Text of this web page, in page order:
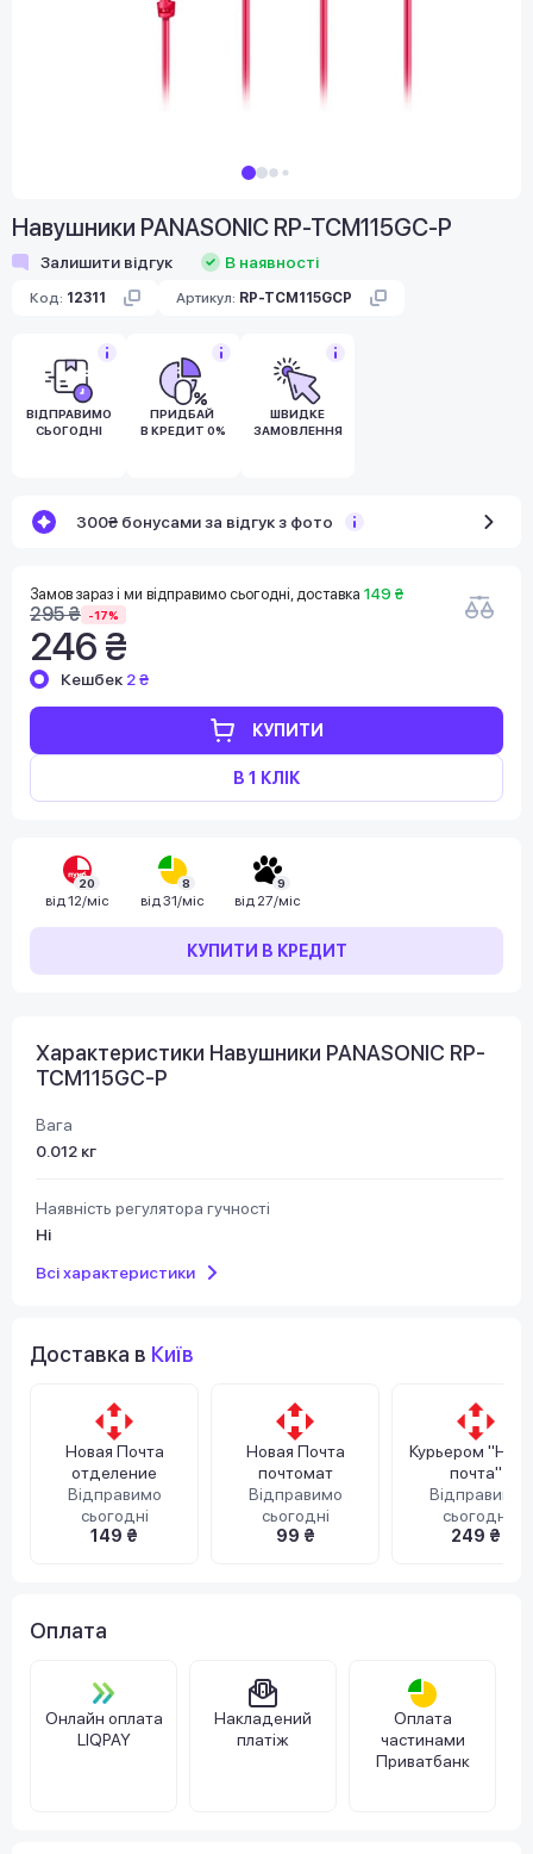
Навушники PANASONIC RP-TCM115GC-P
Залишити відгук В наявності
Код: 12311 Артикул: RP-TCM115GCP
ВІДПРАВИМО
СЬОГОДНІ
ПРИДБАЙ
В КРЕДИТ 0%
ШВИДКЕ
ЗАМОВЛЕННЯ
300₴ бонусами за відгук з фото
Замов зараз і ми відправимо сьогодні, доставка 149 ₴
295 ₴ -17%
246 ₴
КУПИТИ
В 1 КЛІК
Кешбек 2 ₴
20
від12/міс
8
від31/міс
9
від 27/міс
КУПИТИ В КРЕДИТ
Характеристики Навушники PANASONIC RP-
TCM115GC-P
Вага
0.012 кг
Наявність регулятора гучності
Ні
Всі характеристики
Доставка в Київ
Новая Почта
отделение
Відправимо
сьогодні
149 ₴
Новая Почта
почтомат
Відправимо
сьогодні
99 ₴
Курьером
почта"
Відправимо
сьогодні
249 ₴
Оплата
Онлайн оплата
LIQPAY
Накладений
платіж
Оплата
частинами
Приватбанк